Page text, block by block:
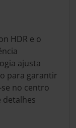
HDR e o
ajusta
para garantir
no centro
detalhes